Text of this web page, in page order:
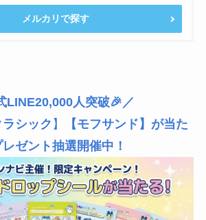
メルカリで探す
LINE20,000人突破🎉／
ラシック 】
【モフサンド】が当た
レゼント抽選開催中！